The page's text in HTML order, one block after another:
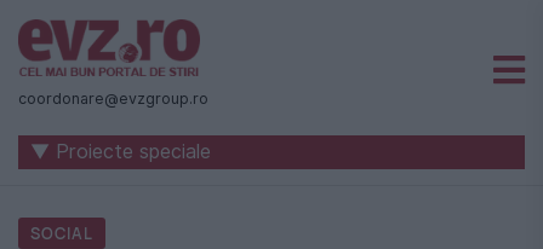
Știri
naționale
internaționale
coordonare@evzgroup.ro
▼ Proiecte speciale
SOCIAL